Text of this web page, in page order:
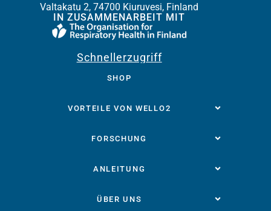
Valtakatu 2, 74700 Kiuruvesi, Finland
IN ZUSAMMENARBEIT MIT
Schnellerzugriff
SHOP
VORTEILE VON WELLO2
FORSCHUNG
ANLEITUNG
ÜBER UNS